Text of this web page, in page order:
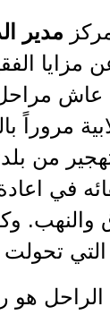
مدير
عاش
من
في اعادة
والنهب.
تحولت
الراحل